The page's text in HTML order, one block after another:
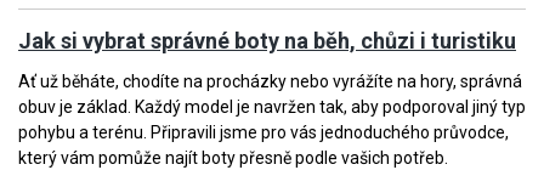
Jak si vybrat správné boty na běh, chůzi i turistiku
Ať už běháte, chodíte na procházky nebo vyrážíte na hory, správná
obuv je základ. Každý model je navržen tak, aby podporoval jiný typ
pohybu a terénu. Připravili jsme pro vás jednoduchého průvodce,
který vám pomůže najít boty přesně podle vašich potřeb.